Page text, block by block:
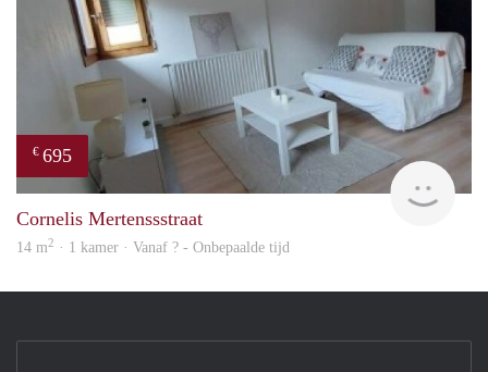
€ 695
Cornelis Mertenssstraat
14 m2 · 1 kamer · Vanaf ? - Onbepaalde tijd